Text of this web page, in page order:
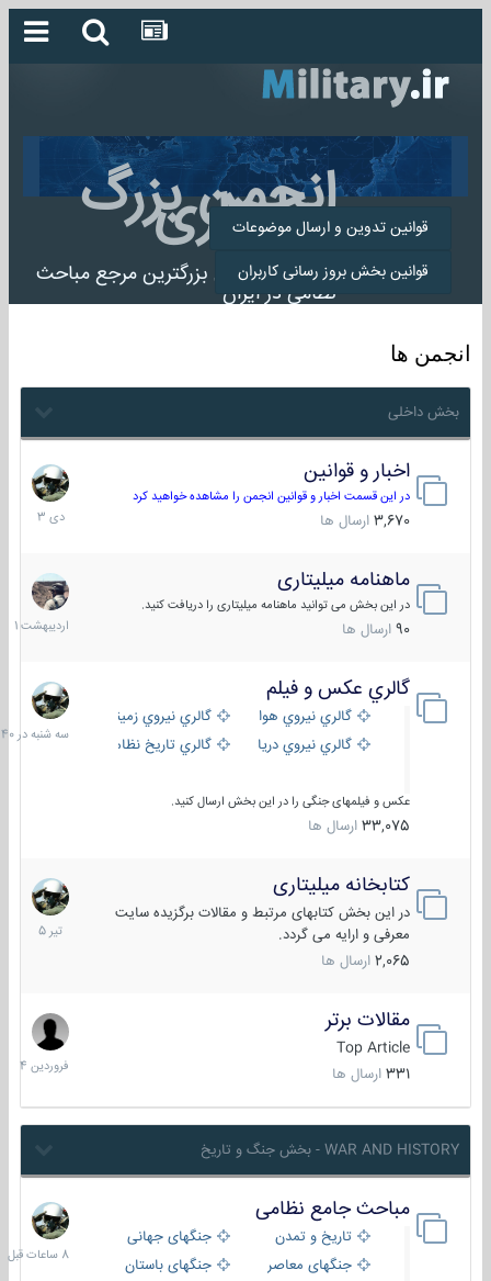
انجمن بزرگ
میلیتاری
انجمن میلیتاری بزرگترین مرجع مباحث
نظامی در ایران
قوانین تدوین و ارسال موضوعات
قوانین بخش بروز رسانی کاربران
انجمن ها
بخش داخلی
اخبار و قوانین
در این قسمت اخبار و قوانین انجمن را مشاهده خواهید کرد
3,670 ارسال ها
22
دی
1403
ماهنامه میلیتاری
در این بخش می توانید ماهنامه میلیتاری را دریافت کنید.
90 ارسال ها
30
1401
گالري عكس و فيلم
گالري نيروي هوايي
گالري نيروي زميني
گالري نيروي دريايي
گالري تاریخ نظامی
عکس و فیلمهای جنگی را در این بخش ارسال کنید.
33,075 ارسال ها
سه
شنبه
در
کتابخانه میلیتاری
در این بخش کتابهای مرتبط و مقالات برگزیده سایت
معرفی و ارایه می گردد.
2,065 ارسال ها
16
تیر
1405
مقالات برتر
Top Article
331 ارسال ها
29
فروردین
1404
WAR AND HISTORY - بخش جنگ و تاریخ
مباحث جامع نظامی
تاریخ و تمدن
جنگهای جهانی
جنگهای معاصر
جنگهای باستان
8
ساعات
قبل